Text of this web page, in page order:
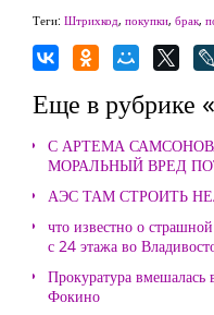
Теги: Штрихкод, покупки, брак,
Еще в рубрике
С АРТЕМА
МОРАЛЬНЫЙ ВРЕД
АЭС ТАМ СТРОИТЬ
что известно о
с 24 этажа во
Прокуратура
Фокино